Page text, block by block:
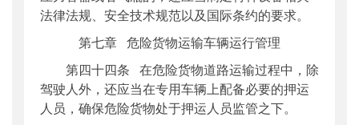
法律法规、安全技术规范以及国际条约的要求。
第七章 危险货物运输车辆运行管理
第四十四条 在危险货物道路运输过程中，除
驾驶人外，还应当在专用车辆上配备必要的押运
人员，确保危险货物处于押运人员监管之下。